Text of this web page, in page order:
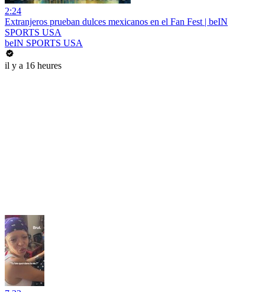
2:24
Extranjeros prueban dulces mexicanos en el Fan Fest | beIN
SPORTS USA
beIN SPORTS USA
il y a 16 heures